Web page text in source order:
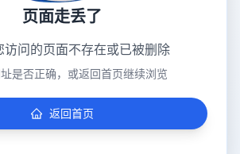
页面走丢了
访问的页面不存在或已被删除
是否正确，或返回首页继续浏览
返回首页